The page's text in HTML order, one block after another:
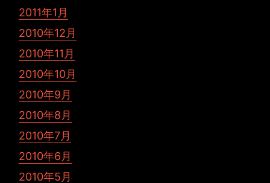
2011年1月
2010年12月
2010年11月
2010年10月
2010年9月
2010年8月
2010年7月
2010年6月
2010年5月